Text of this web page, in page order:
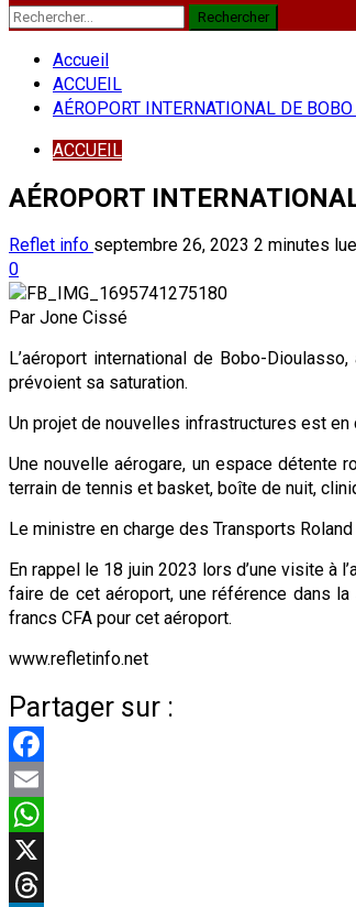
Rechercher :
Accueil
ACCUEIL
AÉROPORT INTERNATIONAL DE
ACCUEIL
AÉROPORT
Reflet info septembre 26, 2023 2 minutes
0
Par Jone Cissé
L’aéroport international de Bobo-
prévoient sa saturation.
Un projet de nouvelles infrastructures est
Une nouvelle aérogare, un espace détente
terrain de tennis et basket, boîte de nuit,
Le ministre en charge des Transports
En rappel le 18 juin 2023 lors d’une visite à
faire de cet aéroport, une référence dans
francs CFA pour cet aéroport.
www.refletinfo.net
Partager sur :
Facebook
Email
WhatsApp
X